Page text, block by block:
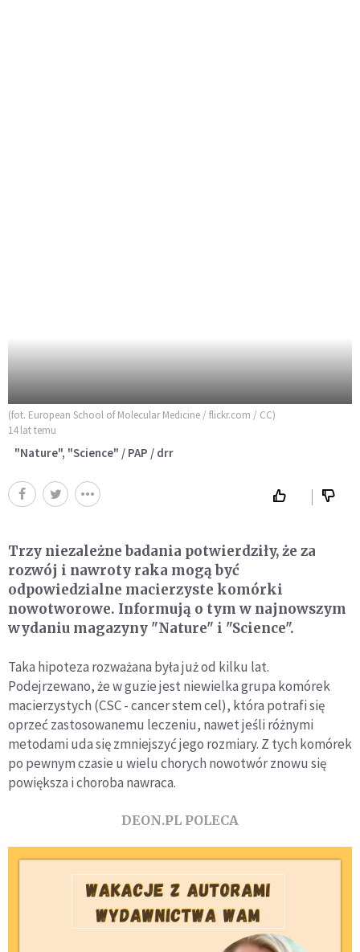
(fot. European School of Molecular Medicine / flickr.com / CC)
14 lat temu
"Nature", "Science" / PAP / drr
Trzy niezależne badania potwierdziły, że za
rozwój i nawroty raka mogą być
odpowiedzialne macierzyste komórki
nowotworowe. Informują o tym w najnowszym
wydaniu magazyny "Nature" i "Science".
Taka hipoteza rozważana była już od kilku lat.
Podejrzewano, że w guzie jest niewielka grupa komórek
macierzystych (CSC - cancer stem cel), która potrafi się
oprzeć zastosowanemu leczeniu, nawet jeśli różnymi
metodami uda się zmniejszyć jego rozmiary. Z tych komórek
po pewnym czasie u wielu chorych nowotwór znowu się
powiększa i choroba nawraca.
DEON.PL POLECA